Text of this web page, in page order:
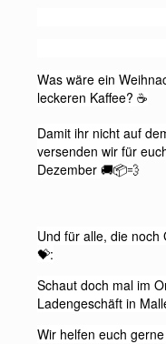
Was wäre ein
leckeren Kaffee? ☕️
Damit ihr nicht auf
versenden wir für
Dezember 🚚📦💨
Und für alle, die noch
💝:
Schaut doch mal im
Ladengeschäft in
Wir helfen euch